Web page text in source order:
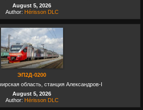
August 5, 2026
Author: Hérisson DLC
ЭП2Д-0200
область, станция Александров-I
August 5, 2026
Author: Hérisson DLC